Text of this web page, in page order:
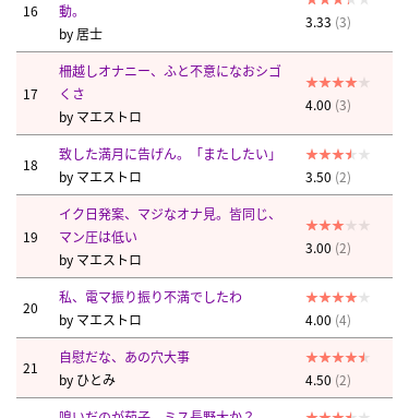
16
動。
by 居士
3.33 (3)
17
柵越しオナニー、ふと不意になおシゴ
くさ
by マエストロ
4.00 (3)
18
致した満月に告げん。「またしたい」
by マエストロ 3.50 (2)
19
イク日発案、マジなオナ見。皆同じ、
マン圧は低い
by マエストロ
3.00 (2)
20
私、電マ振り振り不満でしたわ
by マエストロ 4.00 (4)
21
自慰だな、あの穴大事
by ひとみ 4.50 (2)